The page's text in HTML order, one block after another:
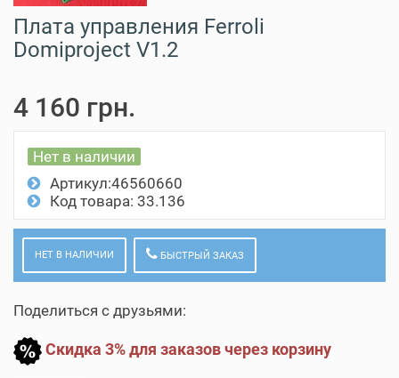
Плата управления Ferroli
Domiproject V1.2
4 160 грн.
Нет в наличии
Артикул:46560660
Код товара: 33.136
НЕТ В НАЛИЧИИ БЫСТРЫЙ ЗАКАЗ
Поделиться с друзьями:
Скидка 3% для заказов через корзину